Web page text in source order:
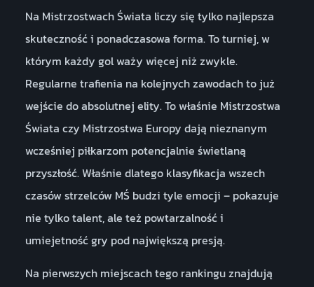
Na Mistrzostwach Świata liczy się tylko najlepsza
skuteczność i ponadczasowa forma. To turniej, w
którym każdy gol waży więcej niż zwykle.
Regularne trafienia na kolejnych zawodach to już
wejście do absolutnej elity. To właśnie Mistrzostwa
Świata czy Mistrzostwa Europy dają nieznanym
wcześniej piłkarzom potencjalnie świetlaną
przyszłość. Właśnie dlatego klasyfikacja wszech
czasów strzelców MŚ budzi tyle emocji – pokazuje
nie tylko talent, ale też powtarzalność i
umiejetność gry pod największą presją.
Na pierwszych miejscach tego rankingu znajdują